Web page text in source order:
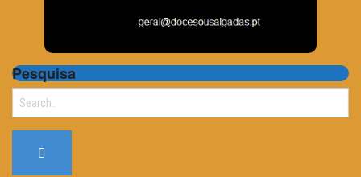
Pesquisa
Search